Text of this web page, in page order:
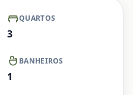
QUARTOS
3
BANHEIROS
1